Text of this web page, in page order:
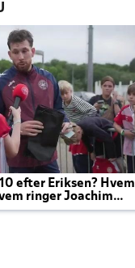
efter Eriksen? Hvem
ringer Joachim